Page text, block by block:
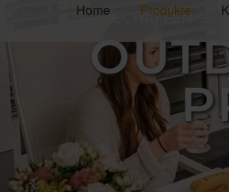
Home Produkte
SCHAFFEN